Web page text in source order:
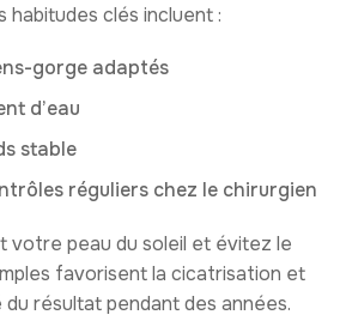
clés incluent :
gorge adaptés
d’eau
stable
réguliers chez le chirurgien
votre peau du soleil et évitez le
favorisent la cicatrisation et
résultat pendant des années.